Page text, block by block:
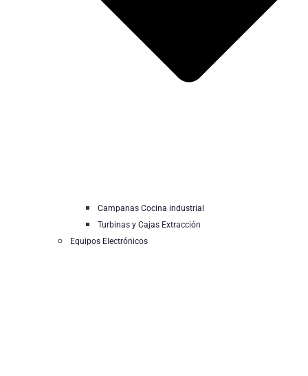
Campanas Cocina industrial
Turbinas y Cajas Extracción
Equipos Electrónicos